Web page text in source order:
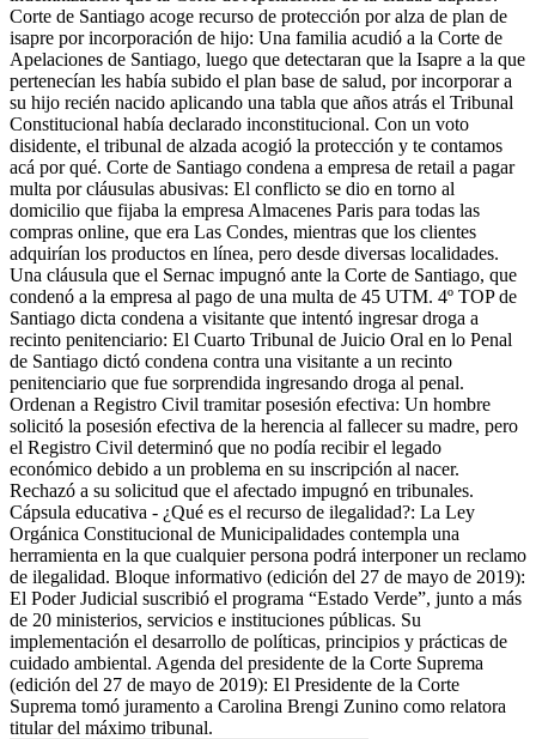
Corte de Santiago acoge recurso de protección por alza de plan de
isapre por incorporación de hijo: Una familia acudió a la Corte de
Apelaciones de Santiago, luego que detectaran que la Isapre a la que
pertenecían les había subido el plan base de salud, por incorporar a
su hijo recién nacido aplicando una tabla que años atrás el Tribunal
Constitucional había declarado inconstitucional. Con un voto
disidente, el tribunal de alzada acogió la protección y te contamos
acá por qué. Corte de Santiago condena a empresa de retail a pagar
multa por cláusulas abusivas: El conflicto se dio en torno al
domicilio que fijaba la empresa Almacenes Paris para todas las
compras online, que era Las Condes, mientras que los clientes
adquirían los productos en línea, pero desde diversas localidades.
Una cláusula que el Sernac impugnó ante la Corte de Santiago, que
condenó a la empresa al pago de una multa de 45 UTM. 4º TOP de
Santiago dicta condena a visitante que intentó ingresar droga a
recinto penitenciario: El Cuarto Tribunal de Juicio Oral en lo Penal
de Santiago dictó condena contra una visitante a un recinto
penitenciario que fue sorprendida ingresando droga al penal.
Ordenan a Registro Civil tramitar posesión efectiva: Un hombre
solicitó la posesión efectiva de la herencia al fallecer su madre, pero
el Registro Civil determinó que no podía recibir el legado
económico debido a un problema en su inscripción al nacer.
Rechazó a su solicitud que el afectado impugnó en tribunales.
Cápsula educativa - ¿Qué es el recurso de ilegalidad?: La Ley
Orgánica Constitucional de Municipalidades contempla una
herramienta en la que cualquier persona podrá interponer un reclamo
de ilegalidad. Bloque informativo (edición del 27 de mayo de 2019):
El Poder Judicial suscribió el programa “Estado Verde”, junto a más
de 20 ministerios, servicios e instituciones públicas. Su
implementación el desarrollo de políticas, principios y prácticas de
cuidado ambiental. Agenda del presidente de la Corte Suprema
(edición del 27 de mayo de 2019): El Presidente de la Corte
Suprema tomó juramento a Carolina Brengi Zunino como relatora
titular del máximo tribunal.